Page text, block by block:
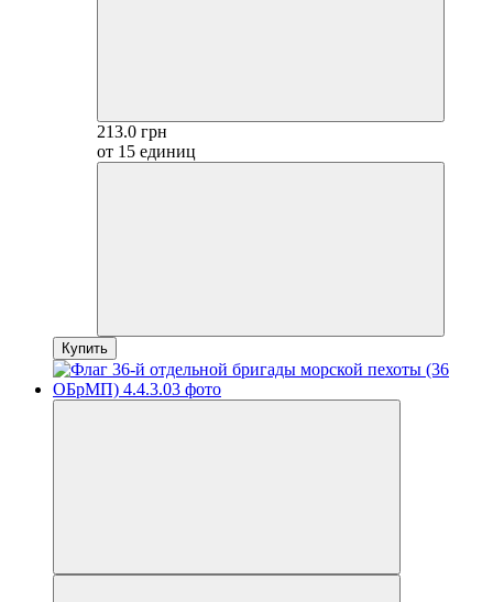
213.0 грн
от 15 единиц
Купить